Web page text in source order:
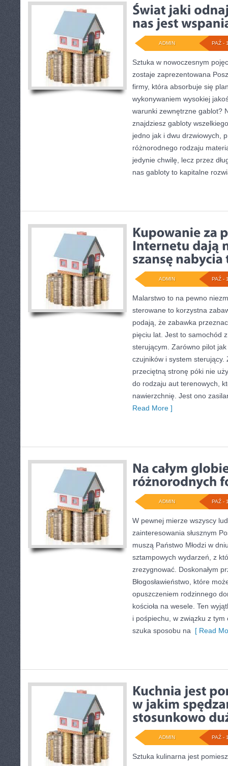
PAŹ -
ADMIN
Sztuka w nowoczesnym
zostaje zaprezentowana
firmy, która absorbuje się
wykonywaniem wysokiej
warunki zewnętrzne gablot?
znajdziesz gabloty
jedno jak i dwu drzwiowych,
różnorodnego rodzaju
jedynie chwilę, lecz przez
nas gabloty to kapitalne
PAŹ -
ADMIN
Malarstwo to na pewno
sterowane to korzystna
podają, że zabawka
pięciu lat. Jest to samochód
sterującym. Zarówno pilot
czujników i system
przeciętną stronę póki nie
do rodzaju aut terenowych,
nawierzchnię. Jest ono
Read More ]
PAŹ -
ADMIN
W pewnej mierze wszyscy
zainteresowania słusznym
muszą Państwo Młodzi w
sztampowych wydarzeń, z
zrezygnować. Doskonałym
Błogosławieństwo, które
opuszczeniem rodzinnego
kościoła na wesele. Ten
i pośpiechu, w związku z tym
szuka sposobu na [ Read
PAŹ -
ADMIN
Sztuka kulinarna jest